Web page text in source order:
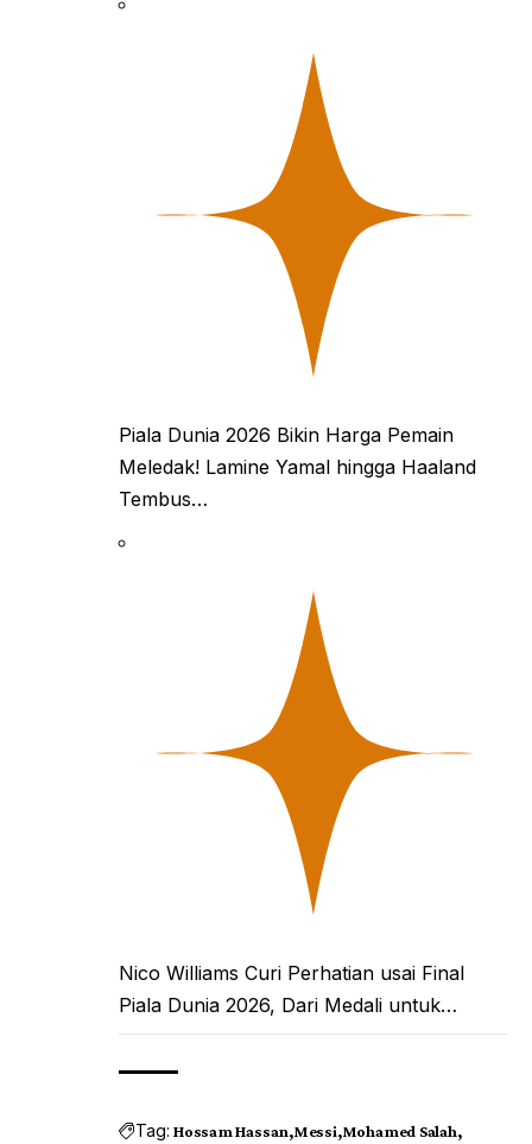
Piala Dunia 2026 Bikin Harga Pemain
Meledak! Lamine Yamal hingga Haaland
Tembus…
Nico Williams Curi Perhatian usai Final
Piala Dunia 2026, Dari Medali untuk…
Tag: Hossam Hassan Messi Mohamed Salah